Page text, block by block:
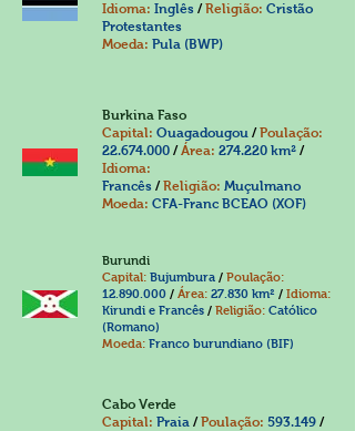
Idioma: Inglês /Religião: Cristão
Protestantes
Moeda: Pula (BWP)
Burkina Faso
Capital: Ouagadougou / Poulação:
22.674.000 /Área: 274.220 km² /
Idioma:
Francês /Religião: Muçulmano
Moeda: CFA-Franc BCEAO (XOF)
Burundi
Capital: Bujumbura / Poulação:
12.890.000 / Área: 27.830 km² / Idioma:
Kirundi e Francês / Religião: Católico
(Romano)
Moeda: Franco burundiano (BIF)
Cabo Verde
Capital: Praia / Poulação: 593.149 /